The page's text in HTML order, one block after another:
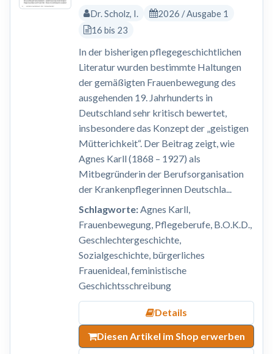
Dr. Scholz, I.
2026 / Ausgabe 1
16 bis 23
In der bisherigen pflegegeschichtlichen
Literatur wurden bestimmte Haltungen
der gemäßigten Frauenbewegung des
ausgehenden 19. Jahrhunderts in
Deutschland sehr kritisch bewertet,
insbesondere das Konzept der „geistigen
Mütterichkeit“. Der Beitrag zeigt, wie
Agnes Karll (1868 – 1927) als
Mitbegründerin der Berufsorganisation
der Krankenpflegerinnen Deutschla...
Schlagworte:Agnes Karll,
Frauenbewegung, Pflegeberufe, B.O.K.D.,
Geschlechtergeschichte,
Sozialgeschichte, bürgerliches
Frauenideal, feministische
Geschichtsschreibung
Details
Diesen Artikel im Shop erwerben